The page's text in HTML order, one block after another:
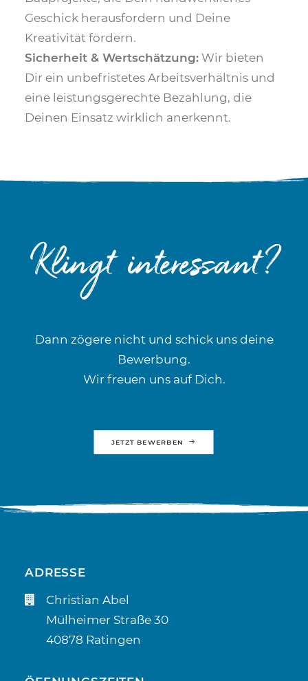
Geschick herausfordern und Deine
Kreativität fördern.
Sicherheit & Wertschätzung: Wir bieten
Dir ein unbefristetes Arbeitsverhältnis und
eine leistungsgerechte Bezahlung, die
Deinen Einsatz wirklich anerkennt.
Klingt interessant?
Dann zögere nicht und schick uns deine
Bewerbung.
Wir freuen uns auf Dich.
JETZT BEWERBEN
ADRESSE
Christian Abel
Mülheimer Straße 30
40878 Ratingen